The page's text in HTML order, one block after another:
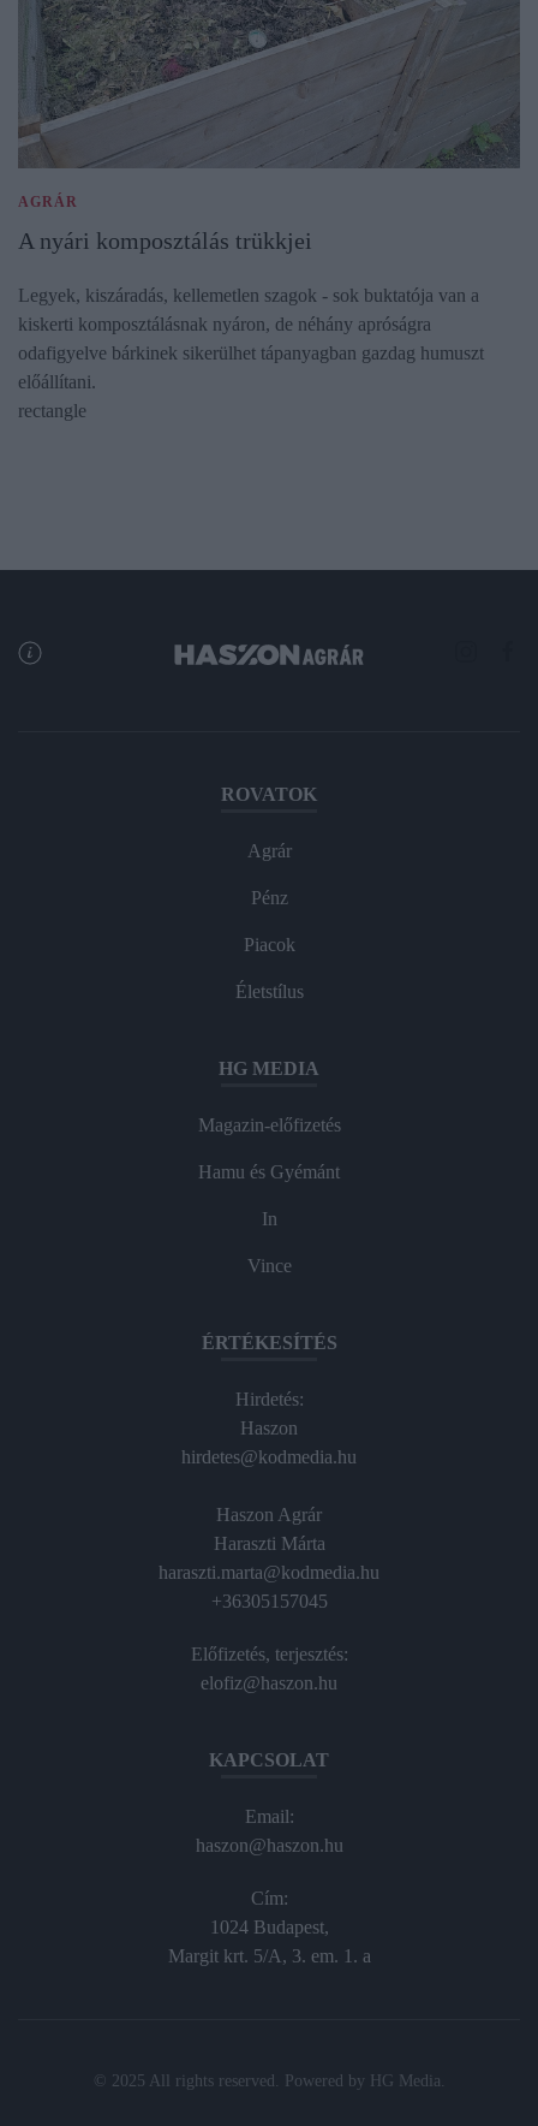
AGRÁR
A nyári komposztálás trükkjei
Legyek, kiszáradás, kellemetlen szagok - sok buktatója van a
kiskerti komposztálásnak nyáron, de néhány apróságra
odafigyelve bárkinek sikerülhet tápanyagban gazdag humuszt
előállítani.
rectangle
ROVATOK
Agrár
Pénz
Piacok
Életstílus
HG MEDIA
Magazin-előfizetés
Hamu és Gyémánt
In
Vince
ÉRTÉKESÍTÉS
Hirdetés:
Haszon
hirdetes@kodmedia.hu
Haszon Agrár
Haraszti Márta
haraszti.marta@kodmedia.hu
+36305157045
Előfizetés, terjesztés:
elofiz@haszon.hu
KAPCSOLAT
Email:
haszon@haszon.hu
Cím:
1024 Budapest,
Margit krt. 5/A, 3. em. 1. a
© 2025 All rights reserved. Powered by HG Media